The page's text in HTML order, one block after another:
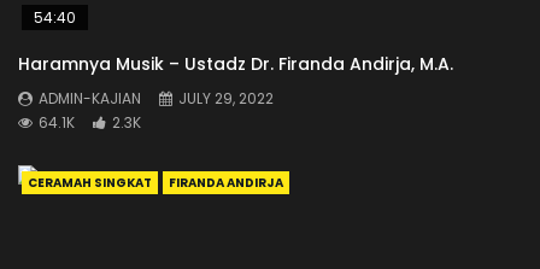
54:40
Haramnya Musik – Ustadz Dr. Firanda Andirja, M.A.
ADMIN-KAJIAN
JULY 29, 2022
64.1K
2.3K
CERAMAH SINGKAT FIRANDA ANDIRJA